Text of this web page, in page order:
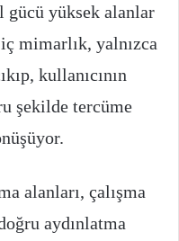
gücü yüksek alanlar
mimarlık, yalnızca
kullanıcının
şekilde tercüme
alanları, çalışma
aydınlatma